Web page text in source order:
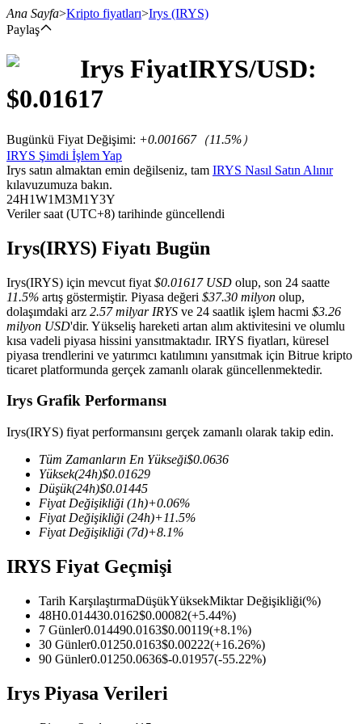
Vadeli İşlemler
USDT Vadeli İşlemleri
COIN-M Vadeli İşlemleri
Kripto Para Vadeli İşlemleri
TradFi
Ana Sayfa>Kripto fiyatları>Irys (IRYS)
Paylaş
Irys FiyatIRYS/USD:
$0.01617
Bugünkü Fiyat Değişimi: +0.001667（11.5%）
IRYS Şimdi İşlem Yap
Irys satın almaktan emin değilseniz, tam IRYS Nasıl Satın Alınır
kılavuzumuza bakın.
24H1W1M3M1Y3Y
Veriler saat (UTC+8) tarihinde güncellendi
Irys(IRYS) Fiyatı Bugün
Irys(IRYS) için mevcut fiyat $0.01617 USD olup, son 24 saatte
11.5% artış göstermiştir. Piyasa değeri $37.30 milyon olup,
dolaşımdaki arz 2.57 milyar IRYS ve 24 saatlik işlem hacmi $3.26
milyon USD'dir. Yükseliş hareketi artan alım aktivitesini ve olumlu
kısa vadeli piyasa hissini yansıtmaktadır. IRYS fiyatları, küresel
piyasa trendlerini ve yatırımcı katılımını yansıtmak için Bitrue kripto
ticaret platformunda gerçek zamanlı olarak güncellenmektedir.
Irys Grafik Performansı
Irys(IRYS) fiyat performansını gerçek zamanlı olarak takip edin.
Tüm Zamanların En Yükseği$0.0636
Yüksek(24h)$0.01629
Düşük(24h)$0.01445
Fiyat Değişikliği (1h)+0.06%
Fiyat Değişikliği (24h)+11.5%
Fiyat Değişikliği (7d)+8.1%
IRYS Fiyat Geçmişi
Tarih KarşılaştırmaDüşükYüksekMiktar Değişikliği(%)
48H0.014430.0162$0.00082(+5.44%)
7 Günler0.014490.0163$0.00119(+8.1%)
30 Günler0.01250.0163$0.00222(+16.26%)
90 Günler0.01250.0636$-0.01957(-55.22%)
Irys Piyasa Verileri